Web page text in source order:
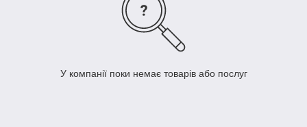
У компанії поки немає товарів або послуг